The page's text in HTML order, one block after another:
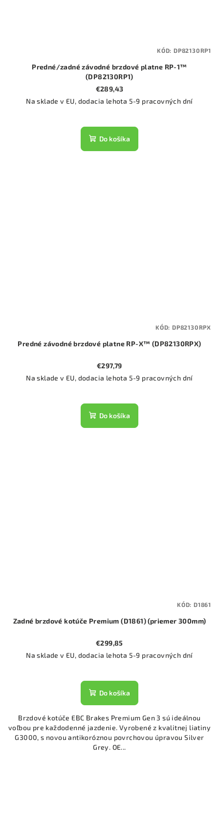
Predné/zadné závodné brzdové platne RP-1™
(DP82130RP1)
€289,43
Na sklade v EU, dodacia lehota 5-9 pracovných dní
Do košíka
KÓD: DP82130RP1
Predné závodné brzdové platne RP-X™ (DP82130RPX)
€297,79
Na sklade v EU, dodacia lehota 5-9 pracovných dní
Do košíka
KÓD: DP82130RPX
Zadné brzdové kotúče Premium (D1861) (priemer 300mm)
€299,85
Na sklade v EU, dodacia lehota 5-9 pracovných dní
Do košíka
Brzdové kotúče EBC Brakes Premium Gen 3 sú ideálnou
voľbou pre každodenné jazdenie. Vyrobené z kvalitnej liatiny
G3000, s novou antikoróznou povrchovou úpravou Silver
Grey. OE...
KÓD: D1861